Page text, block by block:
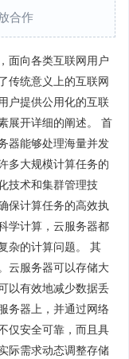
合作
面向各类互联网用户
传统意义上的互联网
户提供公用化的互联
展开详细的阐述。 首
器能够处理海量并发
多大规模计算任务的
技术和集群管理技
保计算任务的高效执
学计算，云服务器都
杂的计算问题。 其
云服务器可以存储大
以有效地减少数据丢
务器上，并通过网络
仅安全可靠，而且具
际需求动态调整存储